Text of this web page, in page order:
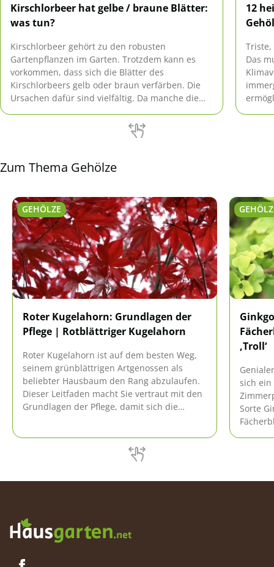
Kirschlorbeer hat gelbe / braune Blätter:
was tun?
Kirschlorbeer gehört zu den robusten
Gartenpflanzen im Garten. Trotzdem kann es
vorkommen, dass sich die Blätter des
Kirschlorbeers gelb oder braun verfärben. Die
Ursachen dafür sind vielfältig. Da manche die
12
Das
Zum Thema Gehölze
GEHÖLZE
Roter Kugelahorn: Grundlagen der
Pflege | Rotblättriger Kugelahorn
Roter Kugelahorn ist auf dem besten Weg,
seinem grünblättrigen Artgenossen als
beliebter Hausbaum den Rang abzulaufen.
Dieser Leitfaden macht Sie vertraut mit den
Grundlagen der Pflege, damit sich die
‚Troll‘
sich ein
Sorte